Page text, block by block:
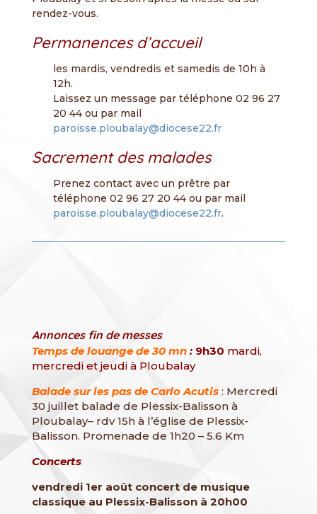
rendez-vous.
Permanences d’accueil
les mardis, vendredis et samedis de 10h à
12h.
Laissez un message par téléphone 02 96 27
20 44 ou par mail
paroisse.ploubalay@diocese22.fr
Sacrement des malades
Prenez contact avec un prêtre par
téléphone 02 96 27 20 44 ou par mail
paroisse.ploubalay@diocese22.fr.
Annonces fin de messes
Temps de louange de 30 mn:9h30 mardi,
mercredi et jeudi à Ploubalay
Balade sur les pas de Carlo Acutis: Mercredi
30 juillet balade de Plessix-Balisson à
Ploubalay– rdv 15h à l’église de Plessix-
Balisson. Promenade de 1h20 – 5.6 Km
Concerts
vendredi 1er août concert de musique
classique au Plessix-Balisson à 20h00